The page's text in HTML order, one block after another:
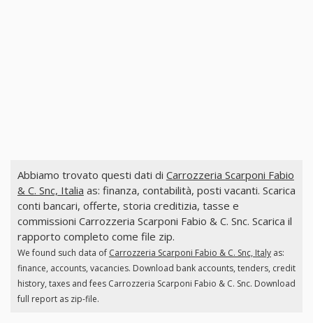
Abbiamo trovato questi dati di Carrozzeria Scarponi Fabio
& C. Snc, Italia as: finanza, contabilità, posti vacanti. Scarica
conti bancari, offerte, storia creditizia, tasse e
commissioni Carrozzeria Scarponi Fabio & C. Snc. Scarica il
rapporto completo come file zip.
We found such data of Carrozzeria Scarponi Fabio & C. Snc, Italyas:
finance, accounts, vacancies. Download bank accounts, tenders, credit
history, taxes and fees Carrozzeria Scarponi Fabio & C. Snc. Download
full report as zip-file.